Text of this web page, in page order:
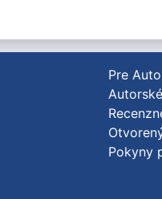
Pre
Pokyny